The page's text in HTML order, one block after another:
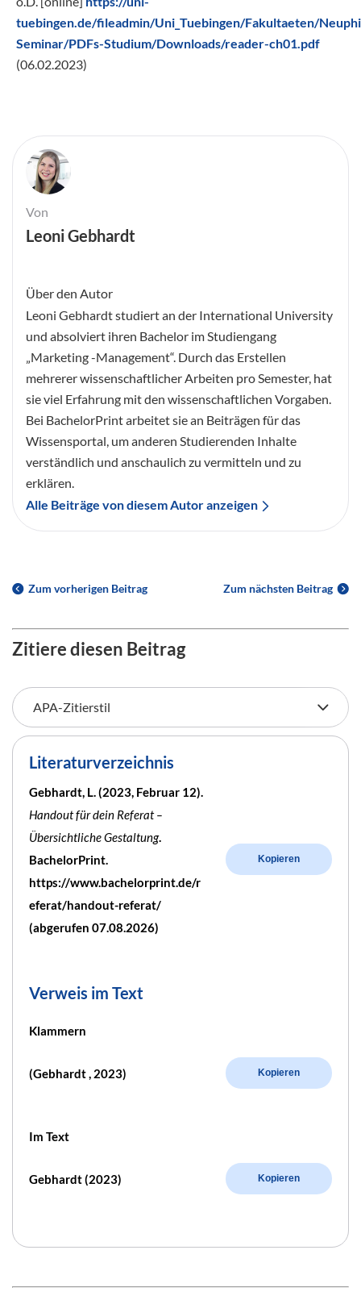
tuebingen.de/fileadmin/Uni_Tuebingen/Fakultaeten/
Seminar/PDFs-Studium/Downloads/reader-ch01.pdf
(06.02.2023)
Von
Leoni Gebhardt
Über den Autor
Leoni Gebhardt studiert an der International University
und absolviert ihren Bachelor im Studiengang
„Marketing -Management“. Durch das Erstellen
mehrerer wissenschaftlicher Arbeiten pro Semester, hat
sie viel Erfahrung mit den wissenschaftlichen Vorgaben.
Bei BachelorPrint arbeitet sie an Beiträgen für das
Wissensportal, um anderen Studierenden Inhalte
verständlich und anschaulich zu vermitteln und zu
erklären.
Alle Beiträge von diesem Autor anzeigen
Zum vorherigen Beitrag Zum nächsten Beitrag
Zitiere diesen Beitrag
Literaturverzeichnis
Gebhardt, L. (2023, Februar 12).
Handout für dein Referat –
Übersichtliche Gestaltung.
BachelorPrint.
https://www.bachelorprint.de/r
eferat/handout-referat/
(abgerufen 07.08.2026)
Kopieren
Verweis im Text
Klammern
(Gebhardt , 2023) Kopieren
Im Text
Gebhardt (2023) Kopieren